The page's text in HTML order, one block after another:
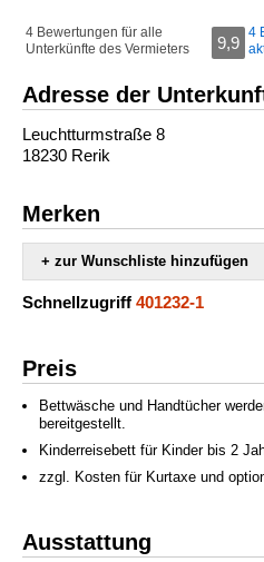
4 Bewertungen für alle
Unterkünfte des Vermieters
9,9
4
Adresse der
Leuchtturmstraße 8
18230 Rerik
Merken
+ zur Wunschliste hinzufügen
Schnellzugriff 401232-1
Preis
Bettwäsche und Handtücher
bereitgestellt.
Kinderreisebett für Kinder bis 2
zzgl. Kosten für Kurtaxe und
Ausstattung